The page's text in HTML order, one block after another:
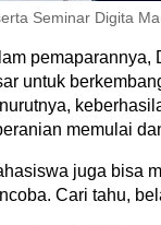
Seminar Digita
pemaparannya,
untuk
memulai
juga bisa
Cari tahu,